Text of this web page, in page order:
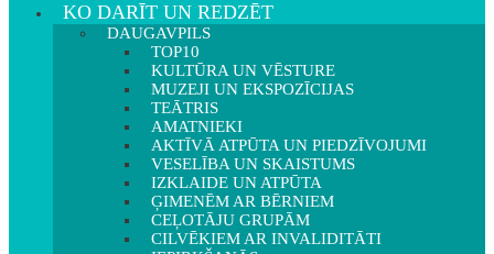
KO DARĪT UN REDZĒT
DAUGAVPILS
TOP10
KULTŪRA UN VĒSTURE
MUZEJI UN EKSPOZĪCIJAS
TEĀTRIS
AMATNIEKI
AKTĪVĀ ATPŪTA UN PIEDZĪVOJUMI
VESELĪBA UN SKAISTUMS
IZKLAIDE UN ATPŪTA
ĢIMENĒM AR BĒRNIEM
CEĻOTĀJU GRUPĀM
CILVĒKIEM AR INVALIDITĀTI